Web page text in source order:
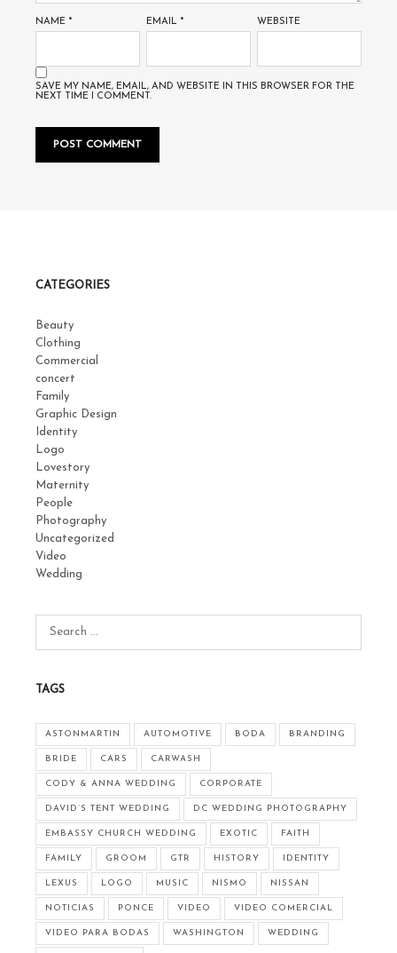
NAME * EMAIL * WEBSITE
SAVE MY NAME, EMAIL, AND WEBSITE IN THIS BROWSER FOR THE
NEXT TIME I COMMENT.
CATEGORIES
Beauty
Clothing
Commercial
concert
Family
Graphic Design
Identity
Logo
Lovestory
Maternity
People
Photography
Uncategorized
Video
Wedding
TAGS
ASTONMARTIN AUTOMOTIVE BODA BRANDING
BRIDE CARS CARWASH
CODY & ANNA WEDDING CORPORATE
DAVID’S TENT WEDDING DC WEDDING PHOTOGRAPHY
EMBASSY CHURCH WEDDING EXOTIC FAITH
FAMILY GROOM GTR HISTORY IDENTITY
LEXUS LOGO MUSIC NISMO NISSAN
NOTICIAS PONCE VIDEO VIDEO COMERCIAL
VIDEO PARA BODAS WASHINGTON WEDDING